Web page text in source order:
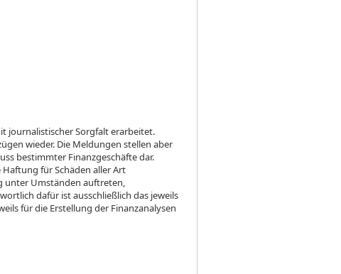
journalistischer Sorgfalt erarbeitet.
wieder. Die Meldungen stellen aber
bestimmter Finanzgeschäfte dar.
für Schäden aller Art
unter Umständen auftreten,
dafür ist ausschließlich das jeweils
für die Erstellung der Finanzanalysen